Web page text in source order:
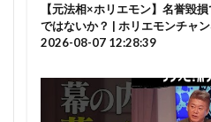
【元法相×ホリエモン】名誉毀
ではないか？ | ホリエモンチャ
2026-08-07 12:28:39